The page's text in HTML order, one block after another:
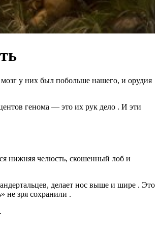
у них был побольше нашего, и орудия
генома — это их рук дело . И эти
нижняя челюсть, скошенный лоб и
делает нос выше и шире . Это
не зря сохранили .